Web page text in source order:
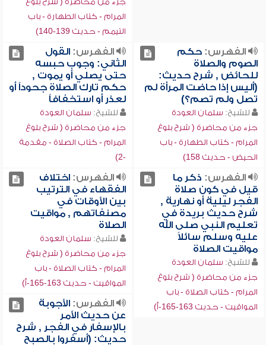
المرام - كتاب الطهارة - باب
التيمم - حديث 139-140)
الفهرس:حكم
الصوم والصلاة
للحائض , شرح حديث:
(أليس إذا حاضت المرأة لم
تصل ولم تصم؟)
للشيخ: سلمان العودة
جزء من محاضرة ( شرح بلوغ
المرام - كتاب الطهارة - باب
الحيض - حديث 158)
الفهرس:القول
الثاني: وجوب حبسه
حتى يصلي أو يموت ,
حكم تارك الصلاة جحوداً أو
لعذر أو استخفافاً
للشيخ: سلمان العودة
جزء من محاضرة ( شرح بلوغ
المرام - كتاب الصلاة - مقدمة
-2)
الفهرس: ذكر ما
قيل في كون صلاة
الفجر ليلية أو نهارية ,
شرح حديث بريدة في
تعليم النبي صلى الله
عليه وسلم سائلاً
مواقيت الصلاة
للشيخ: سلمان العودة
جزء من محاضرة ( شرح بلوغ
المرام - كتاب الصلاة - باب
المواقيت - حديث 163-165-أ)
الفهرس:اختلاف
الفقهاء في الترتيب
بين الأوقات في
مصنفاتهم , مواقيت
الصلاة
للشيخ: سلمان العودة
جزء من محاضرة ( شرح بلوغ
المرام - كتاب الصلاة - باب
المواقيت - حديث 163-165-أ)
الفهرس:الأجوبة
عن حديث الأمر
بالإسفار في الفجر , شرح
حديث: (أسفروا بالصبح